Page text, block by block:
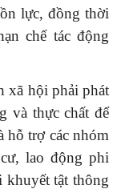
lực, đồng thời
chế tác động
xã hội phải phát
và thực chất để
hỗ trợ các nhóm
lao động phi
khuyết tật thông